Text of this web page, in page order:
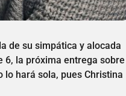
de su simpática y alocada
6, la próxima entrega sobre
lo hará sola, pues Christina